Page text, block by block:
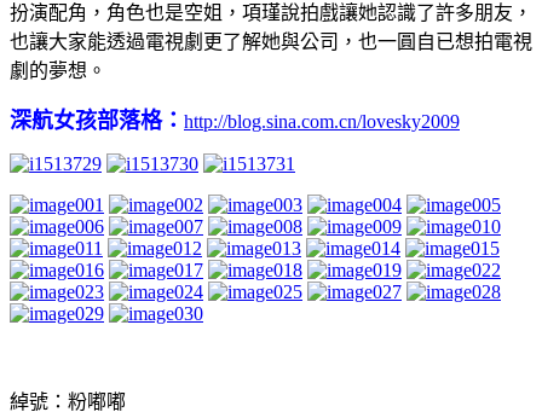
扮演配角，角色也是空姐，項瑾說拍戲讓她認識了許多朋友，
也讓大家能透過電視劇更了解她與公司，也一圓自已想拍電視
劇的夢想。
深航女孩部落格： http://blog.sina.com.cn/lovesky2009
綽號：粉嘟嘟